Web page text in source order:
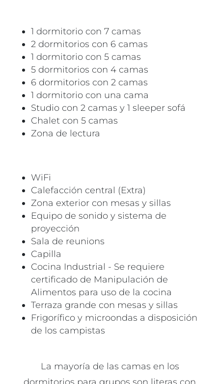
1 dormitorio con 7 camas
2 dormitorios con 6 camas
1 dormitorio con 5 camas
5 dormitorios con 4 camas
6 dormitorios con 2 camas
1 dormitorio con una cama
Studio con 2 camas y 1 sleeper sofá
Chalet con 5 camas
Zona de lectura
WiFi
Calefacción central (Extra)
Zona exterior con mesas y sillas
Equipo de sonido y sistema de
proyección
Sala de reunions
Capilla
Cocina Industrial - Se requiere
certificado de Manipulación de
Alimentos para uso de la cocina
Terraza grande con mesas y sillas
Frigorífico y microondas a disposición
de los campistas
La mayoría de las camas en los